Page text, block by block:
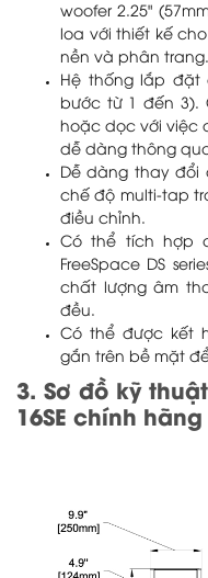
woofer 2.25"
loa với thiết kế
nền và phân trang.
Hệ thống lắp đặt
bước từ 1 đến 3).
hoặc dọc với việc
dễ dàng thông
Dễ dàng thay đổi
chế độ multi-tap
điều chỉnh.
Có thể tích hợp
FreeSpace DS
chất lượng âm
đều.
Có thể được kết
gắn trên bề mặt
3. Sơ đồ kỹ
16SE chính hãng